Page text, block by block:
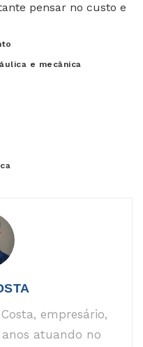
pensar no custo e
e mecânica
empresário,
atuando no